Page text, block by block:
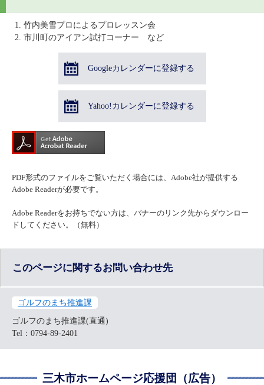
竹内美雪プロによるプロレッスン会
市川町のアイアン試打コーナー など
Googleカレンダーに登録する
Yahoo!カレンダーに登録する
PDF形式のファイルをご覧いただく場合には、Adobe社が提供する
Adobe Readerが必要です。
Adobe Readerをお持ちでない方は、バナーのリンク先からダウンロー
ドしてください。（無料）
このページに関するお問い合わせ先
ゴルフのまち推進課
ゴルフのまち推進課(直通)
Tel：0794-89-2401
三木市ホームページ応援団（広告）